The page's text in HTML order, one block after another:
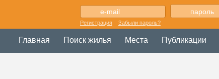
Регистрация Забыли пароль?
Главная Поиск жилья Места Публикации